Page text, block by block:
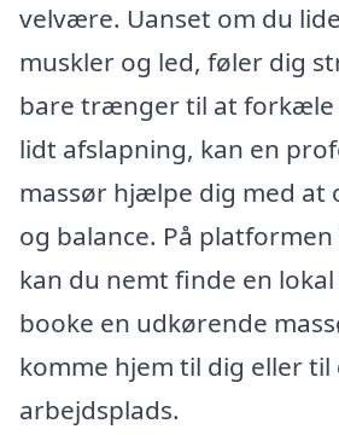
velvære. Uanset om du
muskler og led, føler dig
bare trænger til at forkæle
lidt afslapning, kan en
massør hjælpe dig med at
og balance. På
kan du nemt finde en
booke en udkørende
komme hjem til dig eller til
arbejdsplads.